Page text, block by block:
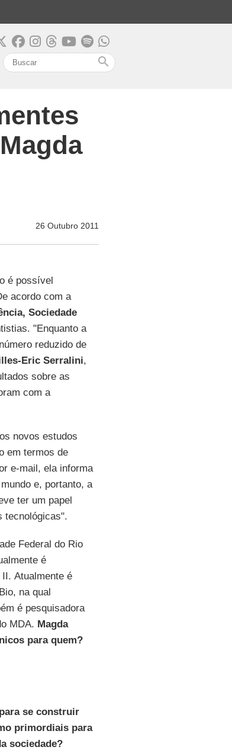
search
26 Outubro 2011
é possível
acordo com a
Sociedade
"Enquanto a
reduzido de
Eric Serralini,
sobre as
com a
novos estudos
em termos de
e-mail, ela informa
e, portanto, a
ter um papel
tecnológicas".
Federal do Rio
é
Atualmente é
na qual
é pesquisadora
MDA. Magda
para quem?
se construir
primordiais para
sociedade?